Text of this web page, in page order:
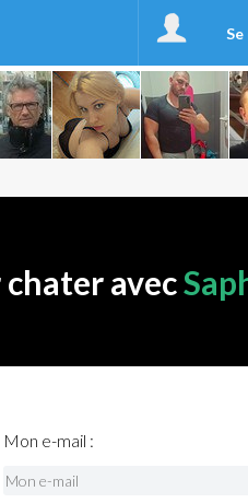
avec
Mon e-mail :